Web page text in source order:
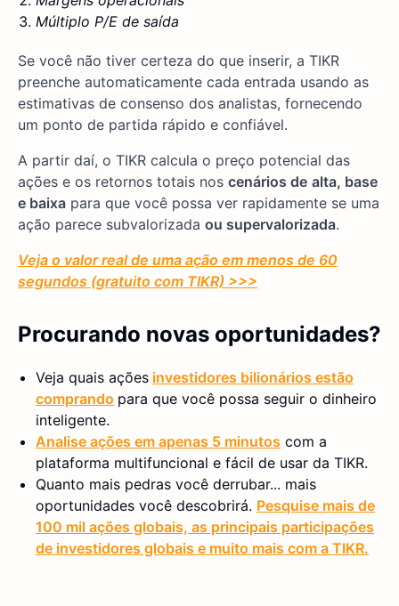
Múltiplo P/E de saída
Se você não tiver certeza do que inserir, a TIKR
preenche automaticamente cada entrada usando as
estimativas de consenso dos analistas, fornecendo
um ponto de partida rápido e confiável.
A partir daí, o TIKR calcula o preço potencial das
ações e os retornos totais nos cenários de alta, base
e baixa para que você possa ver rapidamente se uma
ação parece subvalorizada ou supervalorizada.
Veja o valor real de uma ação em menos de 60
segundos (gratuito com TIKR) >>>
Procurando novas oportunidades?
Veja quais ações investidores bilionários estão
comprando para que você possa seguir o dinheiro
inteligente.
Analise ações em apenas 5 minutos com a
plataforma multifuncional e fácil de usar da TIKR.
Quanto mais pedras você derrubar... mais
oportunidades você descobrirá. Pesquise mais de
100 mil ações globais, as principais participações
de investidores globais e muito mais com a TIKR.